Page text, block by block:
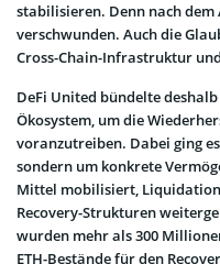
stabilisieren. Denn nach
verschwunden. Auch die
Cross-Chain-Infrastruktur
DeFi United bündelte
Ökosystem, um die
voranzutreiben. Dabei ging
sondern um konkrete
Mittel mobilisiert,
Recovery-Strukturen
wurden mehr als 300
ETH-Bestände für den